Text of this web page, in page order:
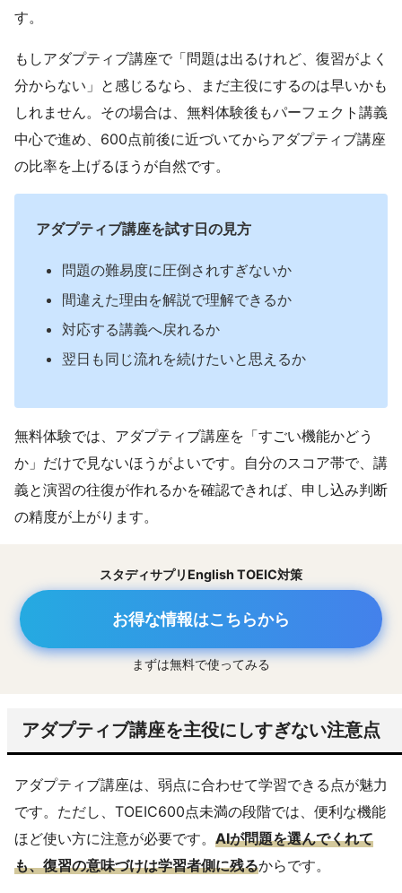
す。
もしアダプティブ講座で「問題は出るけれど、復習がよく
分からない」と感じるなら、まだ主役にするのは早いかも
しれません。その場合は、無料体験後もパーフェクト講義
中心で進め、600点前後に近づいてからアダプティブ講座
の比率を上げるほうが自然です。
アダプティブ講座を試す日の見方
問題の難易度に圧倒されすぎないか
間違えた理由を解説で理解できるか
対応する講義へ戻れるか
翌日も同じ流れを続けたいと思えるか
無料体験では、アダプティブ講座を「すごい機能かどう
か」だけで見ないほうがよいです。自分のスコア帯で、講
義と演習の往復が作れるかを確認できれば、申し込み判断
の精度が上がります。
スタディサプリEnglish TOEIC対策
お得な情報はこちらから
まずは無料で使ってみる
アダプティブ講座を主役にしすぎない注意点
アダプティブ講座は、弱点に合わせて学習できる点が魅力
です。ただし、TOEIC600点未満の段階では、便利な機能
ほど使い方に注意が必要です。 AIが問題を選んでくれて
も、復習の意味づけは学習者側に残るからです。